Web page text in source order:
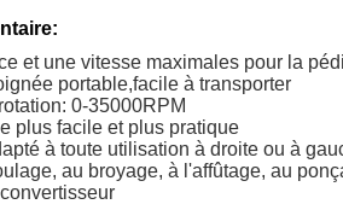
et une vitesse maximales pour la
portable,facile à transporter
0-35000RPM
plus facile et plus pratique
à toute utilisation à droite ou à
au broyage, à l'affûtage, au